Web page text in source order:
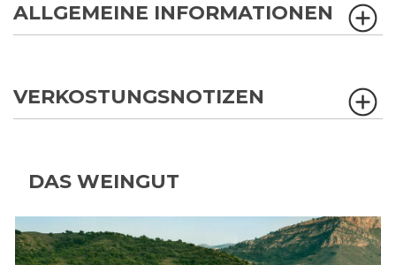
ALLGEMEINE INFORMATIONEN
VERKOSTUNGSNOTIZEN
DAS WEINGUT